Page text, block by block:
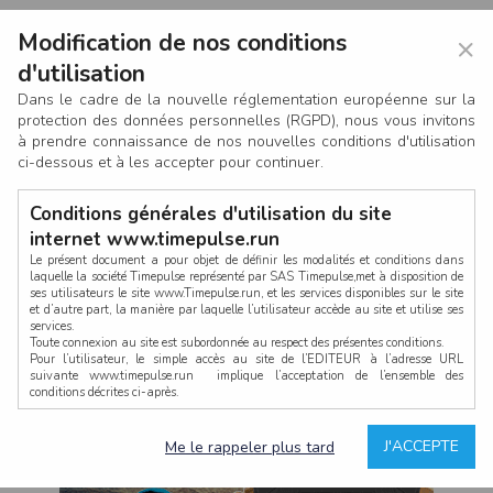
CONNEXION
×
Modification de nos conditions
d'utilisation
Dans le cadre de la nouvelle réglementation européenne sur la
protection des données personnelles (RGPD), nous vous invitons
à prendre connaissance de nos nouvelles conditions d'utilisation
ci-dessous et à les accepter pour continuer.
Conditions générales d'utilisation du site
internet www.timepulse.run
Le présent document a pour objet de définir les modalités et conditions dans
laquelle la société Timepulse représenté par SAS Timepulse,met à disposition de
ses utilisateurs le site www.Timepulse.run, et les services disponibles sur le site
et d’autre part, la manière par laquelle l’utilisateur accède au site et utilise ses
services.
Toute connexion au site est subordonnée au respect des présentes conditions.
Pour l’utilisateur, le simple accès au site de l’EDITEUR à l’adresse URL
suivante www.timepulse.run implique l’acceptation de l’ensemble des
conditions décrites ci-après.
La structure générale du site www.timepulse.run, par quelque procédé que ce
soit, sans l'autorisation préalable et par écrit de Fourcherot Mickael et/ou de ses
J'ACCEPTE
Me le rappeler plus tard